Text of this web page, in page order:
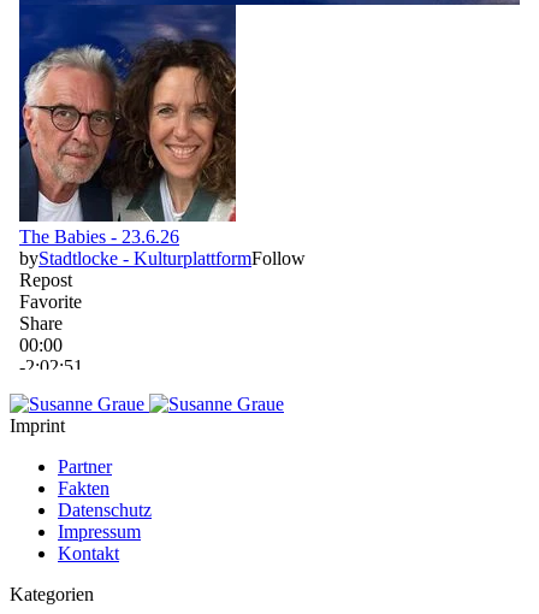
Imprint
Partner
Fakten
Datenschutz
Impressum
Kontakt
Kategorien